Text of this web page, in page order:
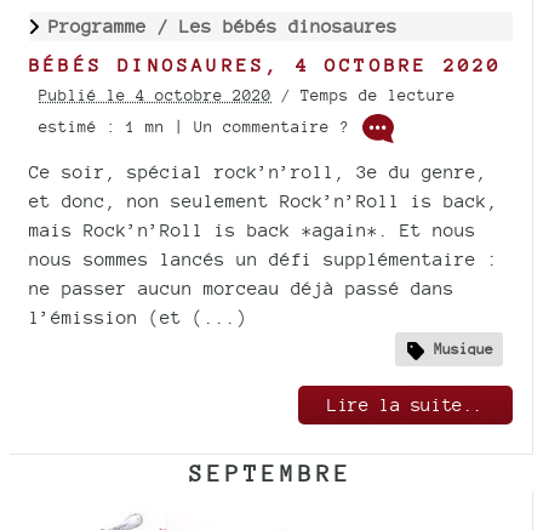
Programme / Les bébés dinosaures
BÉBÉS DINOSAURES, 4 OCTOBRE 2020
Publié le 4 octobre 2020 / Temps de lecture
estimé : 1 mn | Un commentaire ?
Ce soir, spécial rock’n’roll, 3e du genre,
et donc, non seulement Rock’n’Roll is back,
mais Rock’n’Roll is back *again*. Et nous
nous sommes lancés un défi supplémentaire :
ne passer aucun morceau déjà passé dans
l’émission (et (...)
Musique
Lire la suite..
SEPTEMBRE